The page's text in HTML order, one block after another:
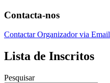
Contacta-nos
Contactar Organizador via Email
Lista de Inscritos
Pesquisar